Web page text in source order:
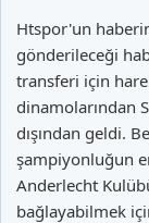
Htspor'un
gönderileceği
transferi için
dinamolarından
dışından geldi.
şampiyonluğun
Anderlecht
bağlayabilmek